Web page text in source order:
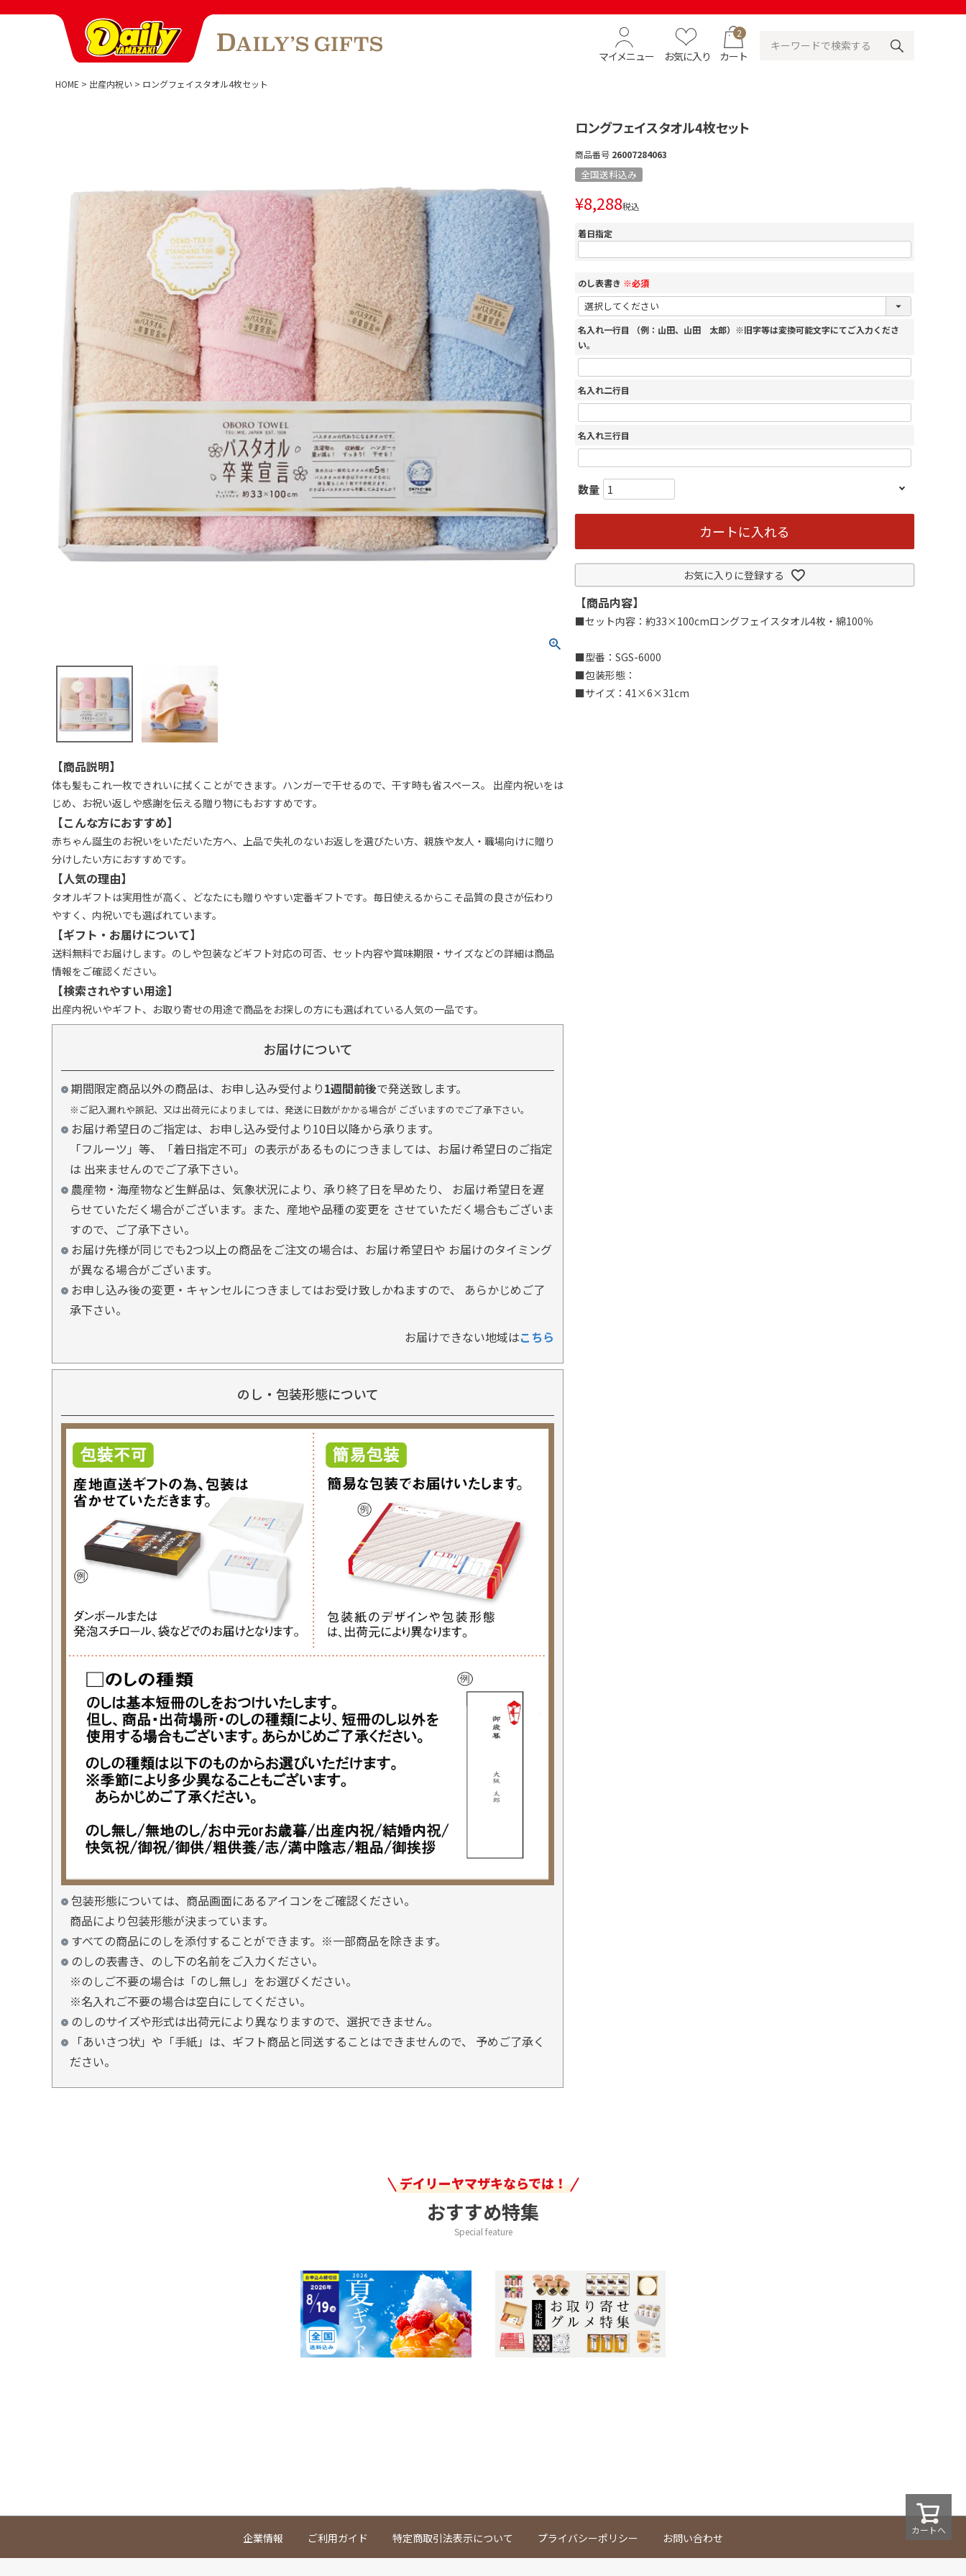
マイメニュー お気に入り
2
カート
HOME 出産内祝い ロングフェイスタオル4枚セット
【商品説明】
体も髪もこれ一枚できれいに拭くことができます。ハンガーで干せるので、干す時も省スペース。 出産内祝いをは
じめ、お祝い返しや感謝を伝える贈り物にもおすすめです。
【こんな方におすすめ】
赤ちゃん誕生のお祝いをいただいた方へ、上品で失礼のないお返しを選びたい方、親族や友人・職場向けに贈り
分けしたい方におすすめです。
【人気の理由】
タオルギフトは実用性が高く、どなたにも贈りやすい定番ギフトです。毎日使えるからこそ品質の良さが伝わり
やすく、内祝いでも選ばれています。
【ギフト・お届けについて】
送料無料でお届けします。のしや包装などギフト対応の可否、セット内容や賞味期限・サイズなどの詳細は商品
情報をご確認ください。
【検索されやすい用途】
出産内祝いやギフト、お取り寄せの用途で商品をお探しの方にも選ばれている人気の一品です。
お届けについて
期間限定商品以外の商品は、お申し込み受付より1週間前後で発送致します。
※ご記入漏れや誤記、又は出荷元によりましては、発送に日数がかかる場合が ございますのでご了承下さい。
お届け希望日のご指定は、お申し込み受付より10日以降から承ります。
「フルーツ」等、「着日指定不可」の表示があるものにつきましては、お届け希望日のご指定
は 出来ませんのでご了承下さい。
農産物・海産物など生鮮品は、気象状況により、承り終了日を早めたり、 お届け希望日を遅
らせていただく場合がございます。また、産地や品種の変更を させていただく場合もございま
すので、ご了承下さい。
お届け先様が同じでも2つ以上の商品をご注文の場合は、お届け希望日や お届けのタイミング
が異なる場合がございます。
お申し込み後の変更・キャンセルにつきましてはお受け致しかねますので、 あらかじめご了
承下さい。
お届けできない地域はこちら
のし・包装形態について
包装形態については、商品画面にあるアイコンをご確認ください。
商品により包装形態が決まっています。
すべての商品にのしを添付することができます。※一部商品を除きます。
のしの表書き、のし下の名前をご入力ください。
※のしご不要の場合は「のし無し」をお選びください。
※名入れご不要の場合は空白にしてください。
のしのサイズや形式は出荷元により異なりますので、選択できません。
「あいさつ状」や「手紙」は、ギフト商品と同送することはできませんので、 予めご了承く
ださい。
ロングフェイスタオル4枚セット
商品番号 26007284063
全国送料込み
¥8,288税込
着日指定
のし表書き ※必須
名入れ一行目 （例：山田、山田 太郎）※旧字等は変換可能文字にてご入力くださ
い。
名入れ二行目
名入れ三行目
カートに入れる
お気に入りに登録する
【商品内容】
■セット内容：約33×100cmロングフェイスタオル4枚・綿100％
■型番：SGS-6000
■包装形態：
■サイズ：41×6×31cm
デイリーヤマザキならでは！
おすすめ特集
Special feature
企業情報 ご利用ガイド 特定商取引法表示について プライバシーポリシー お問い合わせ
カートへ